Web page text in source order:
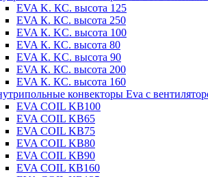
EVA K. КС. высота 125
EVA К. КС. высота 250
EVA К. KС. высота 100
EVA К. КС. высота 80
EVA К. KC. высота 90
EVA К. КС. высота 200
EVA К. КС. высота 160
конвекторы Eva с
EVA COIL KB100
EVA COIL KB65
EVA COIL KB75
EVA COIL KB80
EVA COIL KB90
EVA COIL КВ160